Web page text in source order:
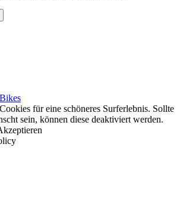
für eine schöneres Surferlebnis. Sollte
sein, können diese deaktiviert werden.